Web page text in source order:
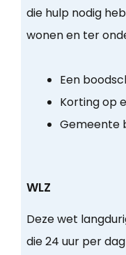
die hulp nodig
wonen en ter
Een
Korting op
Gemeente
WLZ
Deze wet
die 24 uur per